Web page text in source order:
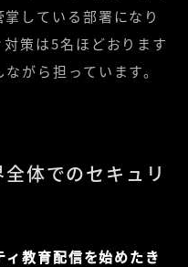
している部署になり
策は5名ほどおります
がら担っています。
でのセキュリ
教育配信を始めたき